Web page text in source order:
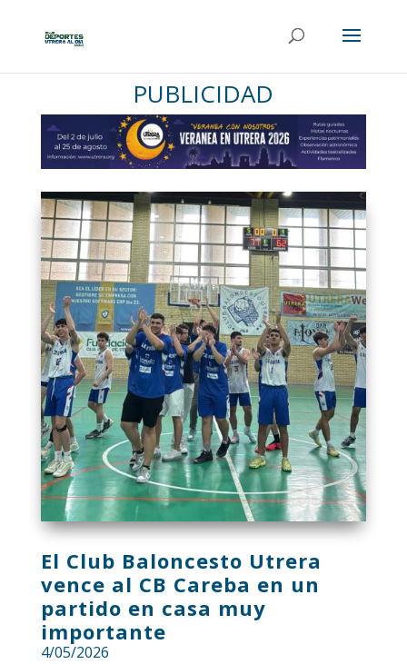
PUBLICIDAD
El Club Baloncesto Utrera
vence al CB Careba en un
partido en casa muy
importante
4/05/2026